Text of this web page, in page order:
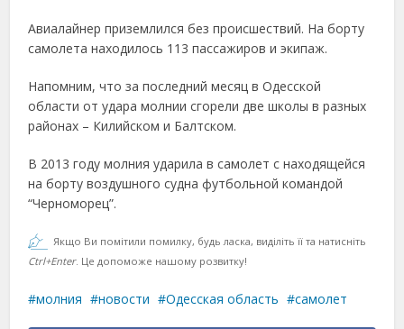
Авиалайнер приземлился без происшествий. На борту
самолета находилось 113 пассажиров и экипаж.
Напомним, что за последний месяц в Одесской
области от удара молнии сгорели две школы в разных
районах – Килийском и Балтском.
В 2013 году молния ударила в самолет с находящейся
на борту воздушного судна футбольной командой
“Черноморец”.
Якщо Ви помітили помилку, будь ласка, виділіть її та натисніть
Ctrl+Enter. Це допоможе нашому розвитку!
молния новости Одесская область самолет